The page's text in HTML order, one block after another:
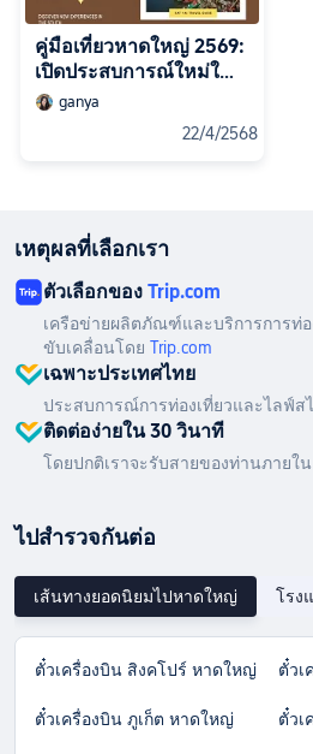
คู่มือเที่ยวหาดใหญ่ 2569:
เปิดประสบการณ์ใหม่ใน
แดนใต้!
ganya
22/4/2568
เหตุผลที่เลือกเรา
ตัวเลือกของ Trip.com
เครือข่ายผลิตภัณฑ์และบริการการท่อ
ขับเคลื่อนโดย Trip.com
เฉพาะประเทศไทย
ประสบการณ์การท่องเที่ยวและไลฟ์
ติดต่อง่ายใน 30 วินาที
โดยปกติเราจะรับสายของท่านภายใ
ไปสำรวจกันต่อ
เส้นทางยอดนิยมไปหาดใหญ่ โรง
ตั๋วเครื่องบิน สิงคโปร์ หาดใหญ่
ตั๋วเครื่องบิน ภูเก็ต หาดใหญ่ ตั๋วเ